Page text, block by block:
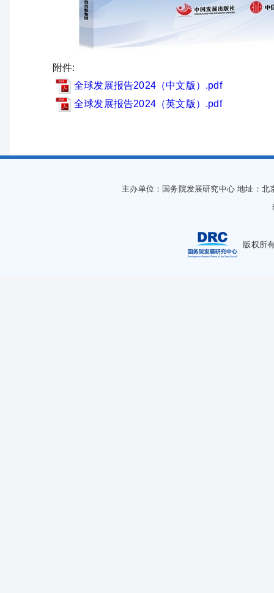
附件:
全球发展报告2024（中文版）.pdf
全球发展报告2024（英文版）.pdf
主办单位：国务院发展研究中心 地址：北
版权所